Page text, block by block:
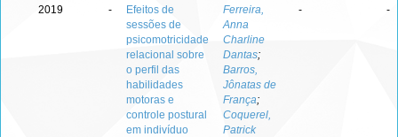
2019 -
Efeitos de
sessões de
psicomotricidade
relacional sobre
o perfil das
habilidades
motoras e
controle postural
em indivíduo
Ferreira,
Anna
Charline
Dantas;
Barros,
Jônatas de
França;
Coquerel,
Patrick
- -